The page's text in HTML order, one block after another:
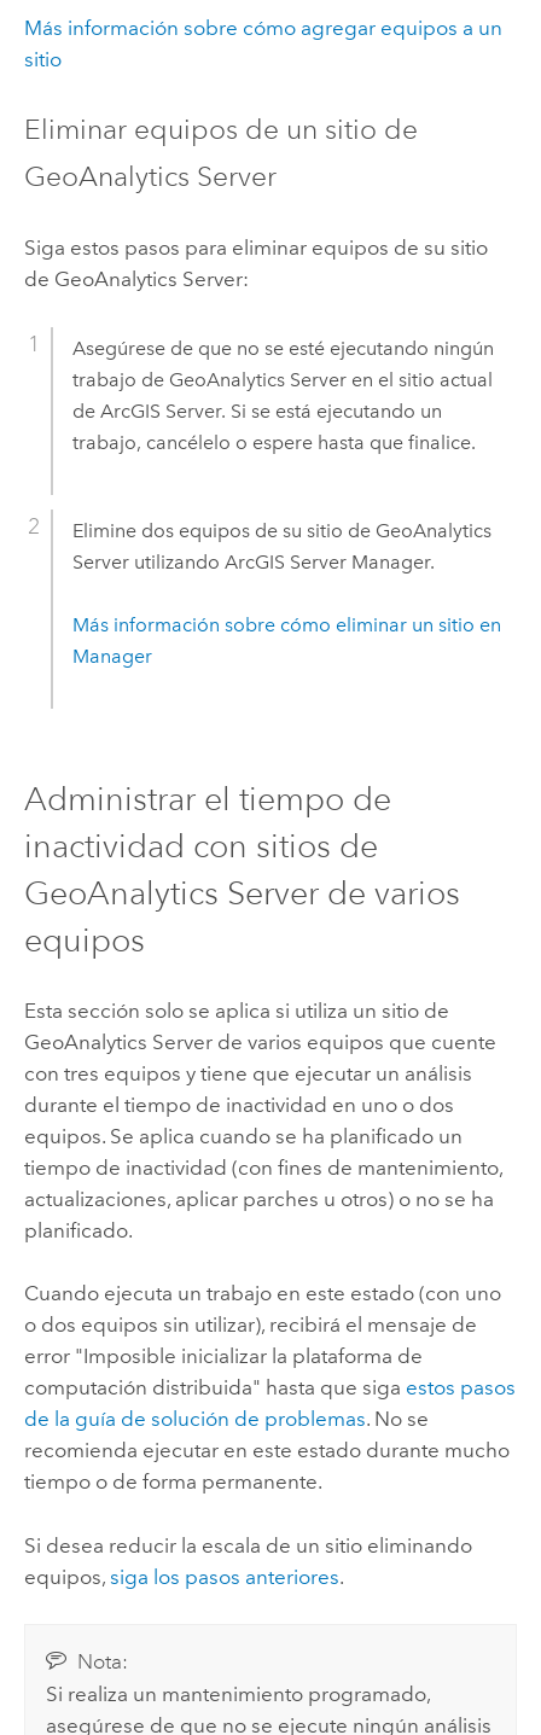
Más información sobre cómo agregar equipos a un
sitio
Eliminar equipos de un sitio de
GeoAnalytics Server
Siga estos pasos para eliminar equipos de su sitio
de GeoAnalytics Server:
Asegúrese de que no se esté ejecutando ningún
trabajo de GeoAnalytics Serveren el sitio actual
de ArcGIS Server. Si se está ejecutando un
trabajo, cancélelo o espere hasta que finalice.
Elimine dos equipos de su sitio de GeoAnalytics
Serverutilizando ArcGIS ServerManager.
Más información sobre cómo eliminar un sitio en
Manager
Administrar el tiempo de
inactividad con sitios de
GeoAnalytics Serverde varios
equipos
Esta sección solo se aplica si utiliza un sitio de
GeoAnalytics Serverde varios equipos que cuente
con tres equipos y tiene que ejecutar un análisis
durante el tiempo de inactividad en uno o dos
equipos. Se aplica cuando se ha planificado un
tiempo de inactividad (con fines de mantenimiento,
actualizaciones, aplicar parches u otros) o no se ha
planificado.
Cuando ejecuta un trabajo en este estado (con uno
o dos equipos sin utilizar), recibirá el mensaje de
error "Imposible inicializar la plataforma de
computación distribuida" hasta que siga estos pasos
de la guía de solución de problemas. No se
recomienda ejecutar en este estado durante mucho
tiempo o de forma permanente.
Si desea reducir la escala de un sitio eliminando
equipos, siga los pasos anteriores.
Nota:
Si realiza un mantenimiento programado,
asegúrese de que no se ejecute ningún análisis